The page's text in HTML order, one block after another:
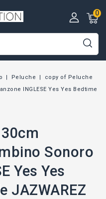
0
Peluche
copy of Peluche
INGLESE Yes Yes Bedtime
Sonoro
Yes Yes
JAZWAREZ